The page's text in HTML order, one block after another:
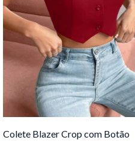
Colete Blazer Crop com Botão